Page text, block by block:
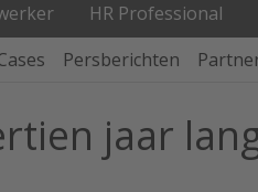
HR Professional
Persberichten
jaar